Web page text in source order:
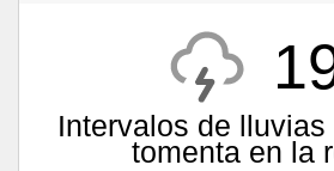
Intervalos de
tomenta en la